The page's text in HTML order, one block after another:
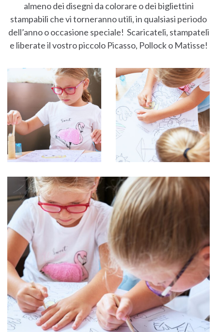
almeno dei disegni da colorare o dei bigliettini
stampabili che vi torneranno utili, in qualsiasi periodo
dell’anno o occasione speciale! Scaricateli, stampateli
e liberate il vostro piccolo Picasso, Pollock o Matisse!